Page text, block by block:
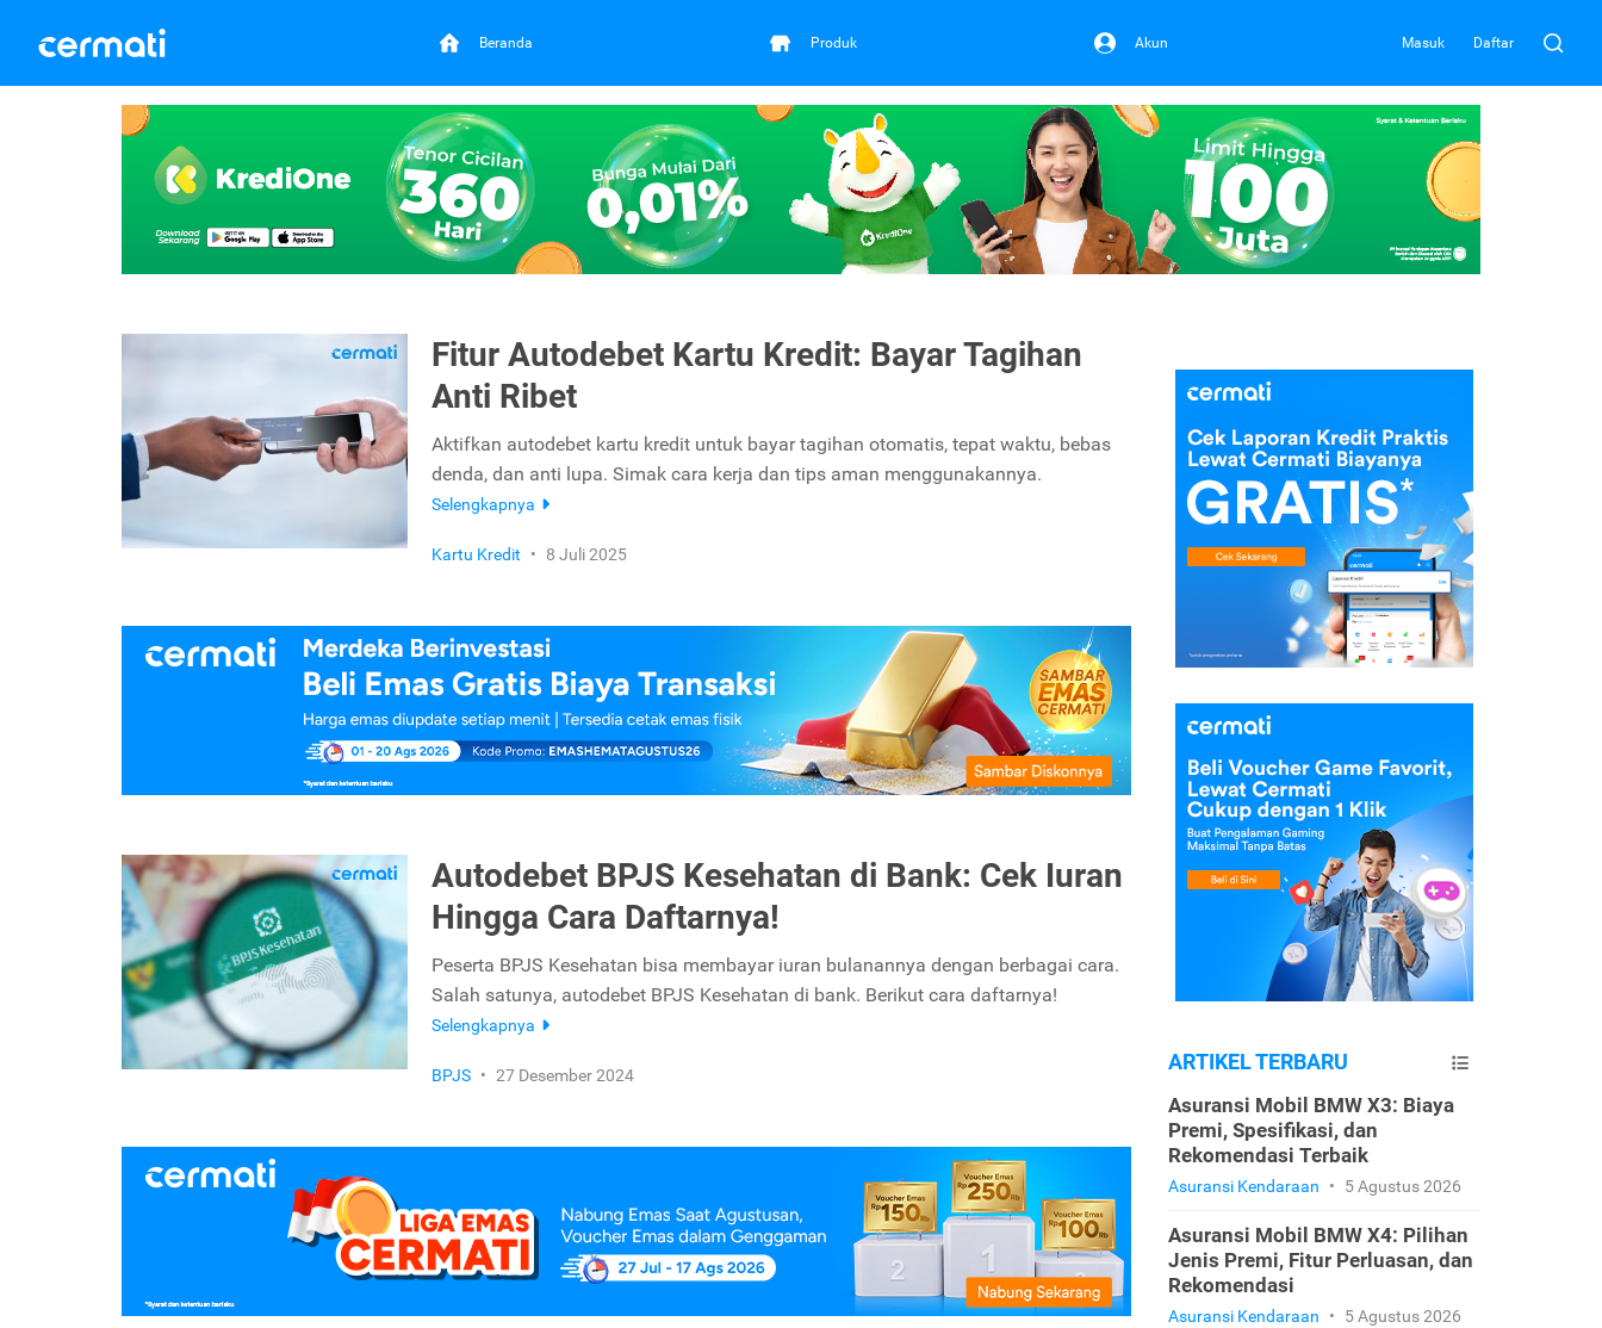
Beranda Produk Akun Masuk Daftar
Fitur Autodebet Kartu Kredit: Bayar Tagihan
Anti Ribet
Aktifkan autodebet kartu kredit untuk bayar tagihan otomatis, tepat waktu, bebas
denda, dan anti lupa. Simak cara kerja dan tips aman menggunakannya.
Selengkapnya
Kartu Kredit • 8 Juli 2025
Autodebet BPJS Kesehatan di Bank: Cek Iuran
Hingga Cara Daftarnya!
Peserta BPJS Kesehatan bisa membayar iuran bulanannya dengan berbagai cara.
Salah satunya, autodebet BPJS Kesehatan di bank. Berikut cara daftarnya!
Selengkapnya
BPJS • 27 Desember 2024
ARTIKEL TERBARU
Asuransi Mobil BMW X3: Biaya
Premi, Spesifikasi, dan
Rekomendasi Terbaik
Asuransi Kendaraan • 5 Agustus 2026
Asuransi Mobil BMW X4: Pilihan
Jenis Premi, Fitur Perluasan, dan
Rekomendasi
Asuransi Kendaraan • 5 Agustus 2026